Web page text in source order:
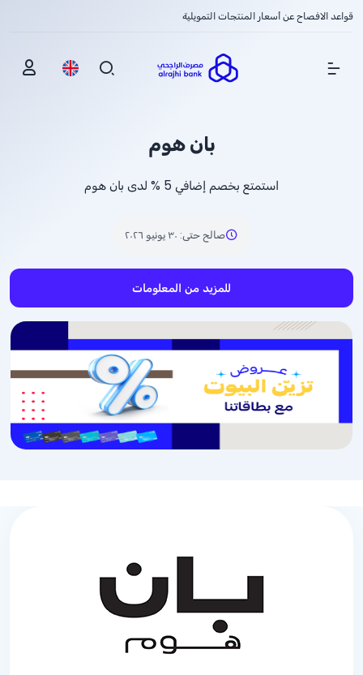
قواعد الافصاح عن أسعار المنتجات التمويلية
Show Menu
بان هوم
استمتع بخصم إضافي % 5 لدى بان هوم
صالح حتى: ٣٠ يونيو ٢٠٢٦
للمزيد من المعلومات